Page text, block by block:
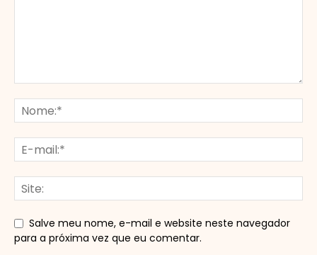
Salve meu nome, e-mail e website neste navegador
para a próxima vez que eu comentar.